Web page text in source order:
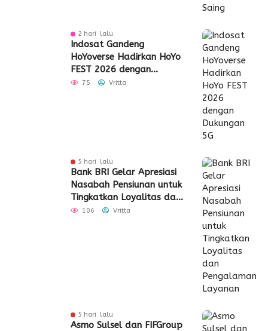
2 hari lalu
Indosat Gandeng
HoYoverse Hadirkan HoYo
FEST 2026 dengan
Dukungan 5G
75 Vritta
5 hari lalu
Bank BRI Gelar Apresiasi
Nasabah Pensiunan untuk
Tingkatkan Loyalitas dan
Pengalaman Layanan
106 Vritta
5 hari lalu
Asmo Sulsel dan FIFGroup